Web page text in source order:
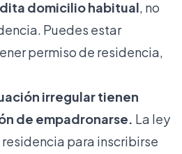
domicilio habitual , no
Puedes estar
permiso de residencia,
irregular tienen
de empadronarse. La ley
para inscribirse